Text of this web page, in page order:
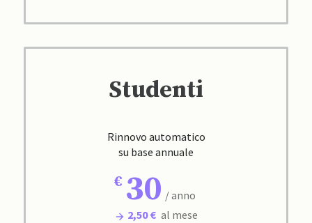
Studenti
Rinnovo automatico
su base annuale
30 / anno
2,50 € al mese